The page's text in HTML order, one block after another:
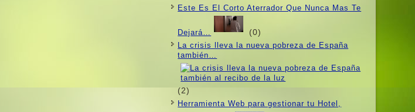
Este Es El Corto Aterrador Que Nunca Mas Te
Dejará… (0)
La crisis lleva la nueva pobreza de España
también…
(2)
Herramienta Web para gestionar tu Hotel,